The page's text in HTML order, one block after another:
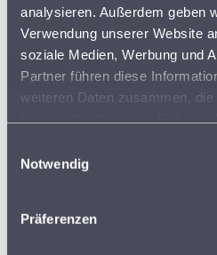
analysieren. Außerdem geben
Verwendung unserer Website
soziale Medien, Werbung und
Partner führen diese
weiteren Daten zusammen,
Cookies, wenn Sie unsere
Notwendig
Präferenzen
Energiedaten-Katalog
7. JANUAR 2026
Tags: